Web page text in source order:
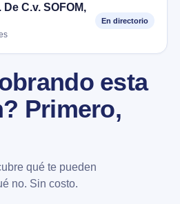
C.v. SOFOM,
En directorio
esta
Primero,
qué te pueden
no. Sin costo.